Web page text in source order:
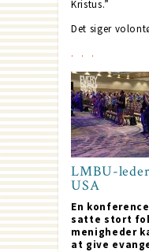
Kristus.”
Det siger
LMBU-
USA
En
satte stort
menigheder
at give